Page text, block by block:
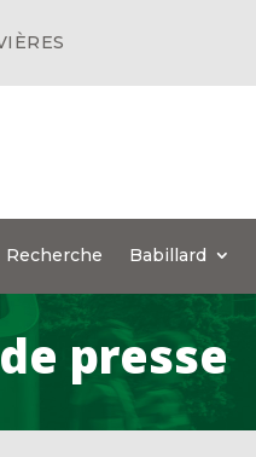
Recherche Babillard
presse